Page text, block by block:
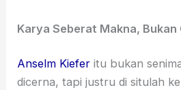
Karya Seberat Makna, Bukan
Anselm Kiefer itu bukan
dicerna, tapi justru di situlah